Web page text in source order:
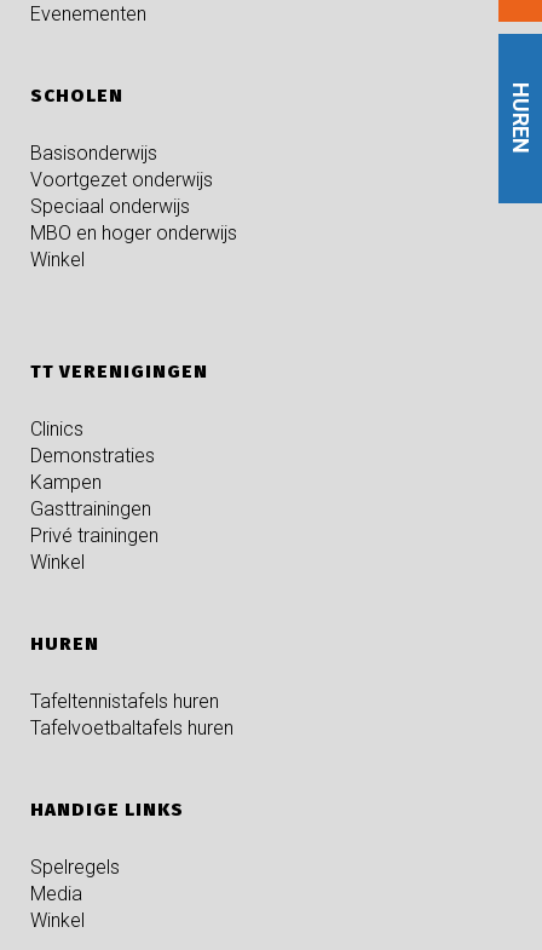
HUREN
Evenementen
SCHOLEN
Basisonderwijs
Voortgezet onderwijs
Speciaal onderwijs
MBO en hoger onderwijs
Winkel
TT VERENIGINGEN
Clinics
Demonstraties
Kampen
Gasttrainingen
Privé trainingen
Winkel
HUREN
Tafeltennistafels huren
Tafelvoetbaltafels huren
HANDIGE LINKS
Spelregels
Media
Winkel